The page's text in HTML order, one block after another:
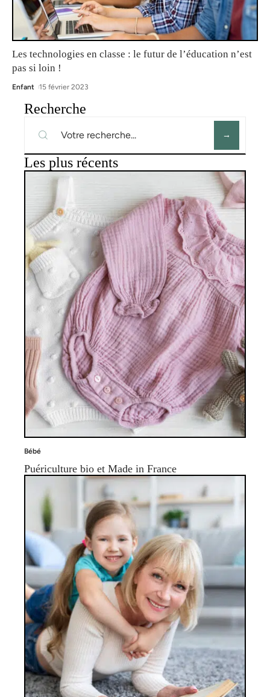
Les technologies en classe : le futur de l’éducation n’est
pas si loin !
Enfant 15 février 2023
Recherche
Les plus récents
Bébé
Puériculture bio et Made in France